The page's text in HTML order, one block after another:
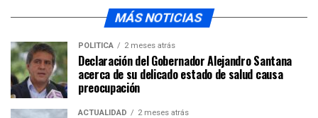
MÁS NOTICIAS
POLÍTICA 2 meses atrás
Declaración del Gobernador Alejandro Santana
acerca de su delicado estado de salud causa
preocupación
ACTUALIDAD 2 meses atrás